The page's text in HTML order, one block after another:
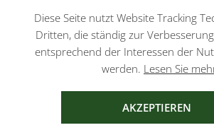
Diese Seite nutzt Website Tracking
Dritten, die ständig zur
entsprechend der Interessen der
werden. Lesen Sie
AKZEPTIEREN